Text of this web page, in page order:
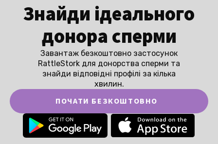
Знайди ідеального
донора сперми
Завантаж безкоштовно застосунок
RattleStork для донорства сперми та
знайди відповідні профілі за кілька
хвилин.
ПОЧАТИ БЕЗКОШТОВНО